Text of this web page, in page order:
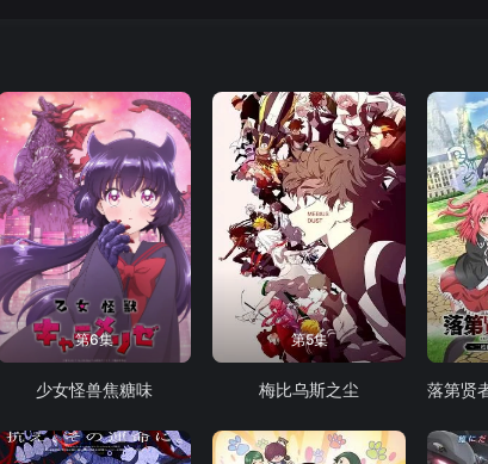
第6集
少女怪兽焦糖味
第5集
梅比乌斯之尘